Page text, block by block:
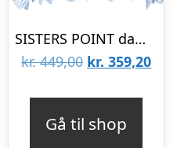
SISTERS POINT dame skjorte IBEA – Blue Stripe
kr.449,00 Den
var:
kr. 359,20Den
Gå til shop